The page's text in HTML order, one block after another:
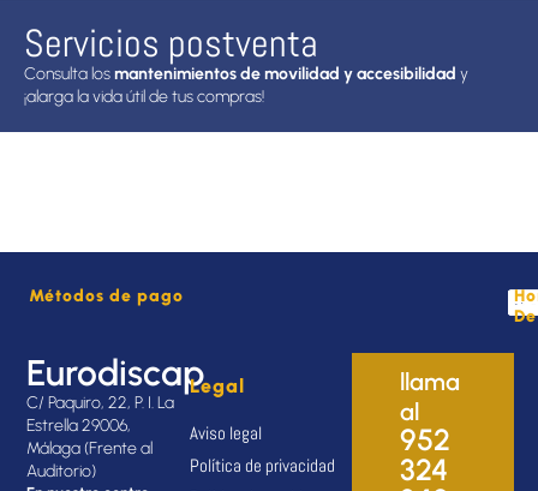
Servicios postventa
Consulta losmantenimientos de movilidad y accesibilidad y
¡alarga la vida útil de tus compras!
Métodos de pago
Eurodiscap
C/ Paquiro, 22, P. I. La
Estrella 29006,
Málaga (Frente al
Auditorio)
Legal
Aviso legal
Política de privacidad
llama
al
952
324